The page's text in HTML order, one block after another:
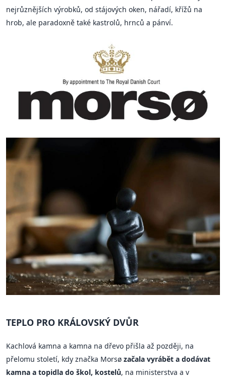
nejrůznějších výrobků, od stájových oken, nářadí, křížů na
hrob, ale paradoxně také kastrolů, hrnců a pánví.
TEPLO PRO KRÁLOVSKÝ DVŮR
Kachlová kamna a kamna na dřevo přišla až později, na
přelomu století, kdy značka Morsø začala vyrábět a dodávat
kamna a topidla do škol, kostelů, na ministerstva a v